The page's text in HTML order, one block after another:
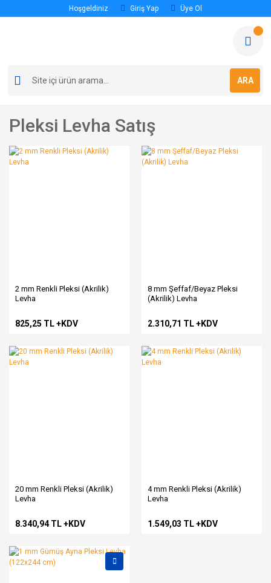
Hoşgeldiniz Giriş Yap Üye Ol
ARA
Pleksi Levha Satış
2 mm Renkli Pleksi (Akrilik)
Levha
825,25 TL +KDV
8 mm Şeffaf/Beyaz Pleksi
(Akrilik) Levha
2.310,71 TL +KDV
20 mm Renkli Pleksi (Akrilik)
Levha
8.340,94 TL +KDV
4 mm Renkli Pleksi (Akrilik)
Levha
1.549,03 TL +KDV